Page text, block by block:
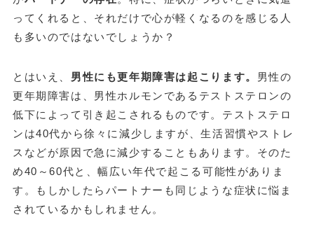
ってくれると、それだけで心が軽くなるのを感じる人
も多いのではないでしょうか？
とはいえ、 男性にも更年期障害は起こります。 男性の
更年期障害は、男性ホルモンであるテストステロンの
低下によって引き起こされるものです。テストステロ
ンは40代から徐々に減少しますが、生活習慣やストレ
スなどが原因で急に減少することもあります。そのた
め40～60代と、幅広い年代で起こる可能性がありま
す。もしかしたらパートナーも同じような症状に悩ま
されているかもしれません。